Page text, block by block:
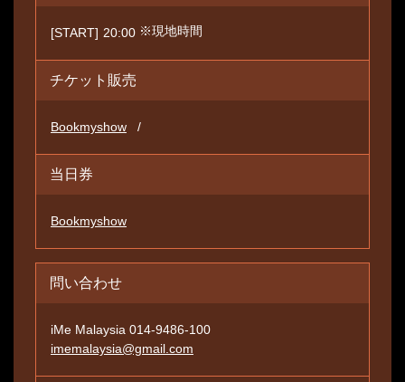
[START] 20:00 ※現地時間
チケット販売
Bookmyshow
当日券
Bookmyshow
問い合わせ
iMe Malaysia 014-9486-100
imemalaysia@gmail.com